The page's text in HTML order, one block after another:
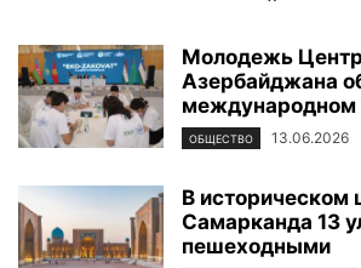
Молодежь
Азербайджана
международном
ОБЩЕСТВО 13.06.2026
В историческом
Самарканда 13
пешеходными